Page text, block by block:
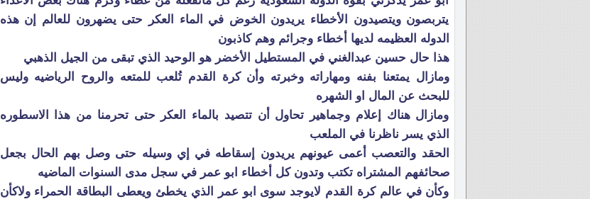
يتربصون ويتصيدون الأخطاء يريدون الخوض في الماء العكر حتى يضهرون للعالم إن هذه
الدوله العظيمه لديها أخطاء وجرائم وهم كاذبون
هذا حال حسين عبدالغني في المستطيل الأخضر هو الوحيد الذي تبقى من الجيل الذهبي
ومازال يمتعنا بفنه ومهاراته وخبرته وأن كرة القدم تُلعب للمتعه والروح الرياضيه وليس
للبحث عن المال او الشهره
ومازال هناك إعلام وجماهير تحاول أن تتصيد بالماء العكر حتى تحرمنا من هذا الاسطوره
الذي يسر ناظرنا في الملعب
الحقد والتعصب أعمى عيونهم يريدون إسقاطه في إي وسيله حتى وصل بهم الحال بجعل
صحائفهم المشتراه تكتب وتدون كل أخطاء ابو عمر في سجل مدى السنوات الماضيه
وكأن في عالم كرة القدم لايوجد سوى ابو عمر الذي يخطئ ويعطى البطاقة الحمراء ولاكأن